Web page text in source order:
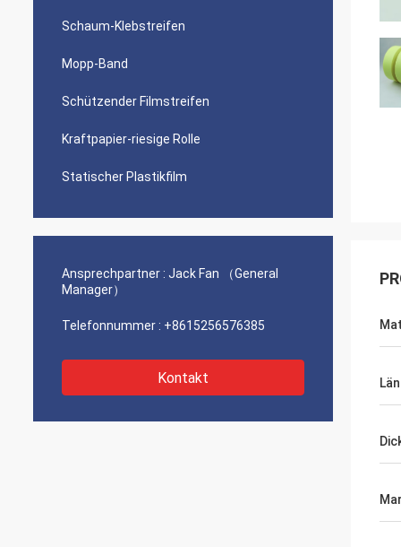
Schaum-Klebstreifen
Mopp-Band
Schützender Filmstreifen
Kraftpapier-riesige Rolle
Statischer Plastikfilm
Ansprechpartner : Jack Fan （General
Manager）
Telefonnummer : +8615256576385
Kontakt